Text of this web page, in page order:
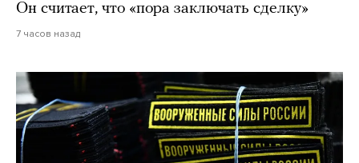
Он считает, что «пора заключать сделку»
7 часов назад